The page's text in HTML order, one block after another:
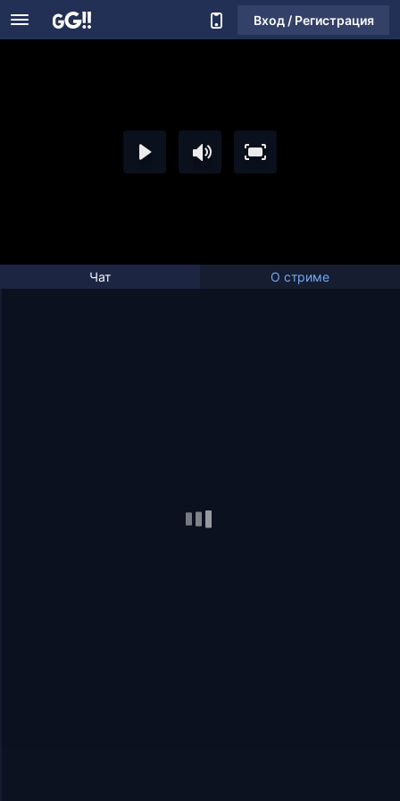
Вход / Регистрация
Чат О стриме